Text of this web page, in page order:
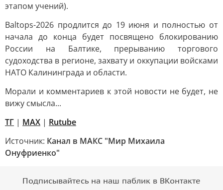
этапом учений).
Baltops-2026 продлится до 19 июня и полностью от
начала до конца будет посвящено блокированию
России на Балтике, прерыванию торгового
судоходства в регионе, захвату и оккупации войсками
НАТО Калининграда и области.
Морали и комментариев к этой новости не будет, не
вижу смысла...
ТГ | МАХ | Rutube
Источник: Канал в МАКС "Мир Михаила
Онуфриенко"
Подписывайтесь на наш паблик в ВКонтакте